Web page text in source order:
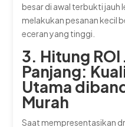
besar di awal terbukti jauh
melakukan pesanan kecil
eceran yang tinggi.
3. Hitung ROI
Panjang:
Utama
Murah
Saat mempresentasikan